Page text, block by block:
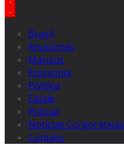
Brasil
Amazonas
Manaus
Economia
Politica
Saúde
Policial
Notícias Corporativas
Contato